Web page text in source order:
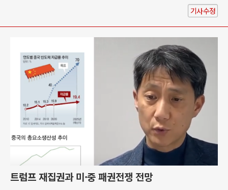
기사수정
트럼프 재집권과 미·중 패권전쟁 전망